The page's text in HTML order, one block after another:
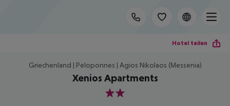
Hotel teilen
Griechenland | Peloponnes | Agios Nikolaos (Messenia)
Xenios Apartments
2